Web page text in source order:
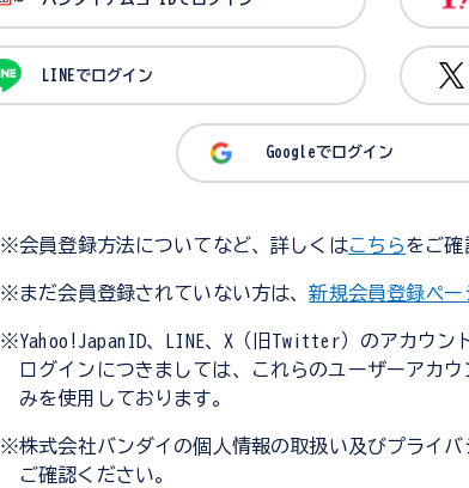
LINEでログイン
Googleでログイン
※会員登録方法についてなど、詳しくはこちらをご確
※まだ会員登録されていない方は、新規会員登録ペー
※Yahoo!JapanID、LINE、X（旧Twitter）のアカウン
ログインにつきましては、これらのユーザーアカ
みを使用しております。
※株式会社バンダイの個人情報の取扱い及びプライ
ご確認ください。